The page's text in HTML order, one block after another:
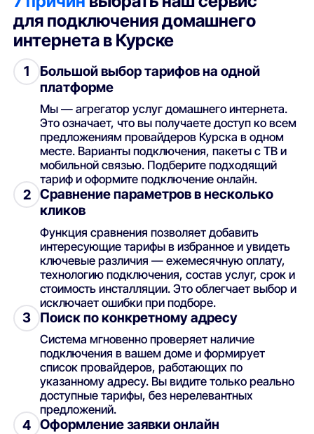
для подключения домашнего
интернета в Курске
1
Большой выбор тарифов на одной
платформе
Мы — агрегатор услуг домашнего интернета.
Это означает, что вы получаете доступ ко всем
предложениям провайдеров Курска в одном
месте. Варианты подключения, пакеты с ТВ и
мобильной связью. Подберите подходящий
тариф и оформите подключение онлайн.
2 Сравнение параметров в несколько
кликов
Функция сравнения позволяет добавить
интересующие тарифы в избранное и увидеть
ключевые различия — ежемесячную оплату,
технологию подключения, состав услуг, срок и
стоимость инсталляции. Это облегчает выбор и
исключает ошибки при подборе.
3 Поиск по конкретному адресу
Система мгновенно проверяет наличие
подключения в вашем доме и формирует
список провайдеров, работающих по
указанному адресу. Вы видите только реально
доступные тарифы, без нерелевантных
предложений.
4 Оформление заявки онлайн